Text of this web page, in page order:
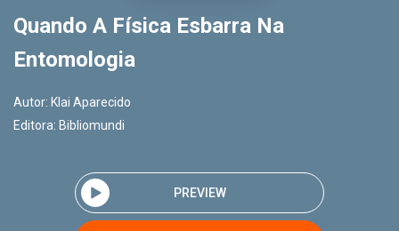
Quando A Física Esbarra Na
Entomologia
Autor: Klai Aparecido
Editora: Bibliomundi
PREVIEW